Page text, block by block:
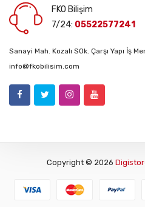
FKO Bilişim
7/24: 05522577241
Sanayi Mah. Kozalı SOk. Çarşı Yapı İş
info@fkobilisim.com
Copyright © 2026